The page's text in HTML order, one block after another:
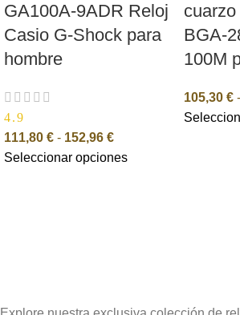
GA100A-9ADR Reloj
Casio G-Shock para
hombre
4.9
111,80 € - 152,96 €
Seleccionar opciones
cuarzo
BGA-
100M
105,30 € -